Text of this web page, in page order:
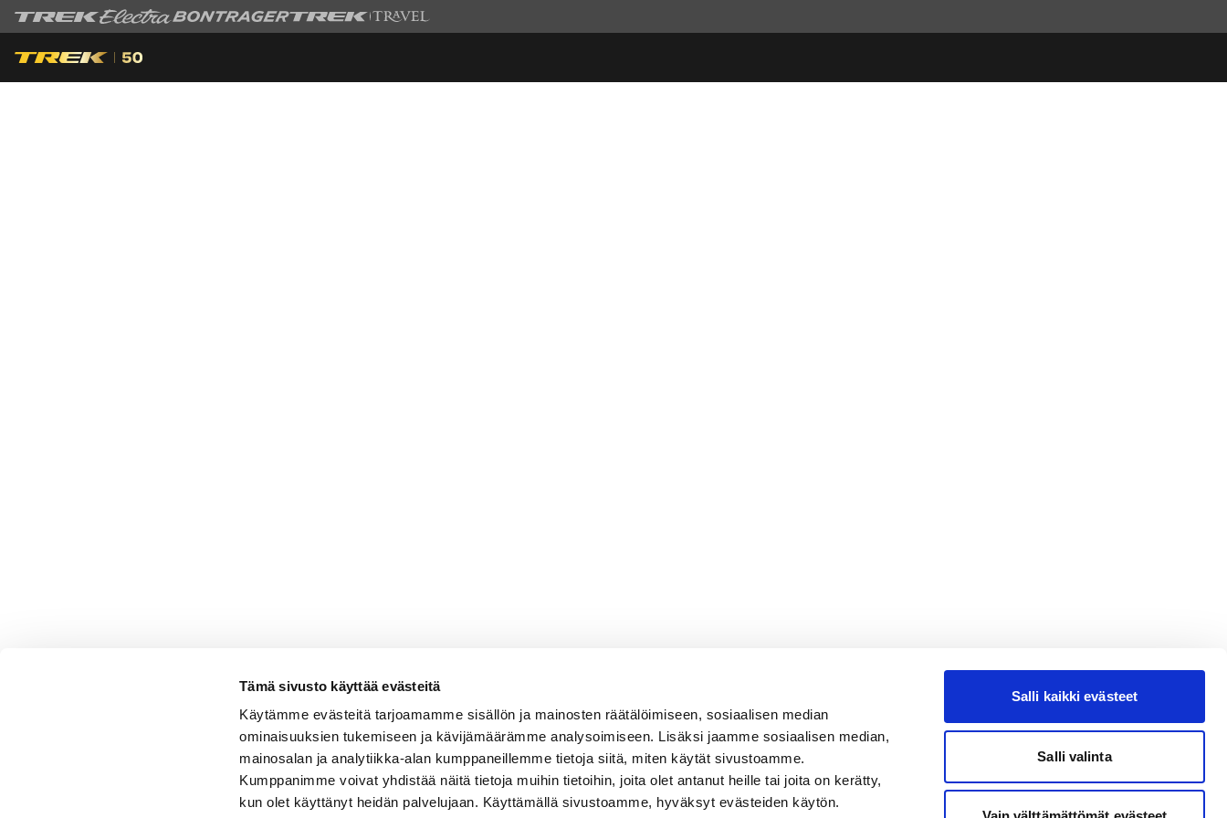
Tämä sivusto käyttää evästeitä
Käytämme evästeitä tarjoamamme sisällön ja mainosten räätälöimiseen, sosiaalisen median
ominaisuuksien tukemiseen ja kävijämäärämme analysoimiseen. Lisäksi jaamme sosiaalisen median,
mainosalan ja analytiikka-alan kumppaneillemme tietoja siitä, miten käytät sivustoamme.
Kumppanimme voivat yhdistää näitä tietoja muihin tietoihin, joita olet antanut heille tai joita on kerätty,
kun olet käyttänyt heidän palvelujaan. Käyttämällä sivustoamme, hyväksyt evästeiden käytön.
Salli kaikki evästeet
Salli valinta